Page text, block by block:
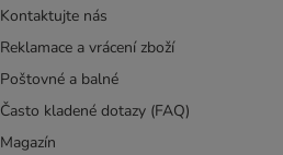
Kontaktujte nás
Reklamace a vrácení zboží
Poštovné a balné
Často kladené dotazy (FAQ)
Magazín